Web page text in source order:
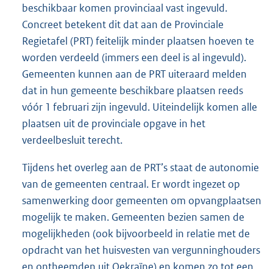
beschikbaar komen provinciaal vast ingevuld.
Concreet betekent dit dat aan de Provinciale
Regietafel (PRT) feitelijk minder plaatsen hoeven te
worden verdeeld (immers een deel is al ingevuld).
Gemeenten kunnen aan de PRT uiteraard melden
dat in hun gemeente beschikbare plaatsen reeds
vóór 1 februari zijn ingevuld. Uiteindelijk komen alle
plaatsen uit de provinciale opgave in het
verdeelbesluit terecht.
Tijdens het overleg aan de PRT’s staat de autonomie
van de gemeenten centraal. Er wordt ingezet op
samenwerking door gemeenten om opvangplaatsen
mogelijk te maken. Gemeenten bezien samen de
mogelijkheden (ook bijvoorbeeld in relatie met de
opdracht van het huisvesten van vergunninghouders